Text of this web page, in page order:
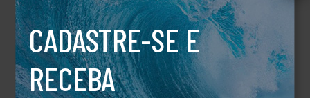
CADASTRE-SE E
RECEBA
Blusa Moletom Hosoi RVCA
TALVEZ VOCÊ TAMBÉM GOSTE